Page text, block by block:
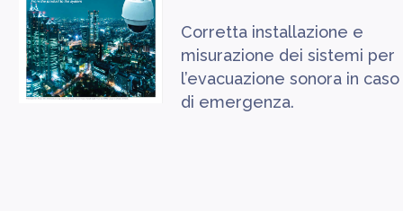
Corretta installazione e
misurazione dei sistemi per
l’evacuazione sonora in caso
di emergenza.